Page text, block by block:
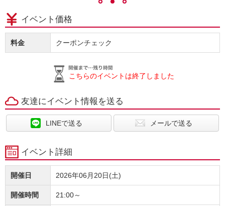
イベント価格
料金 クーポンチェック
こちらのイベントは終了しました
友達にイベント情報を送る
LINEで送る メールで送る
イベント詳細
開催日 2026年06月20日(土)
開催時間 21:00～